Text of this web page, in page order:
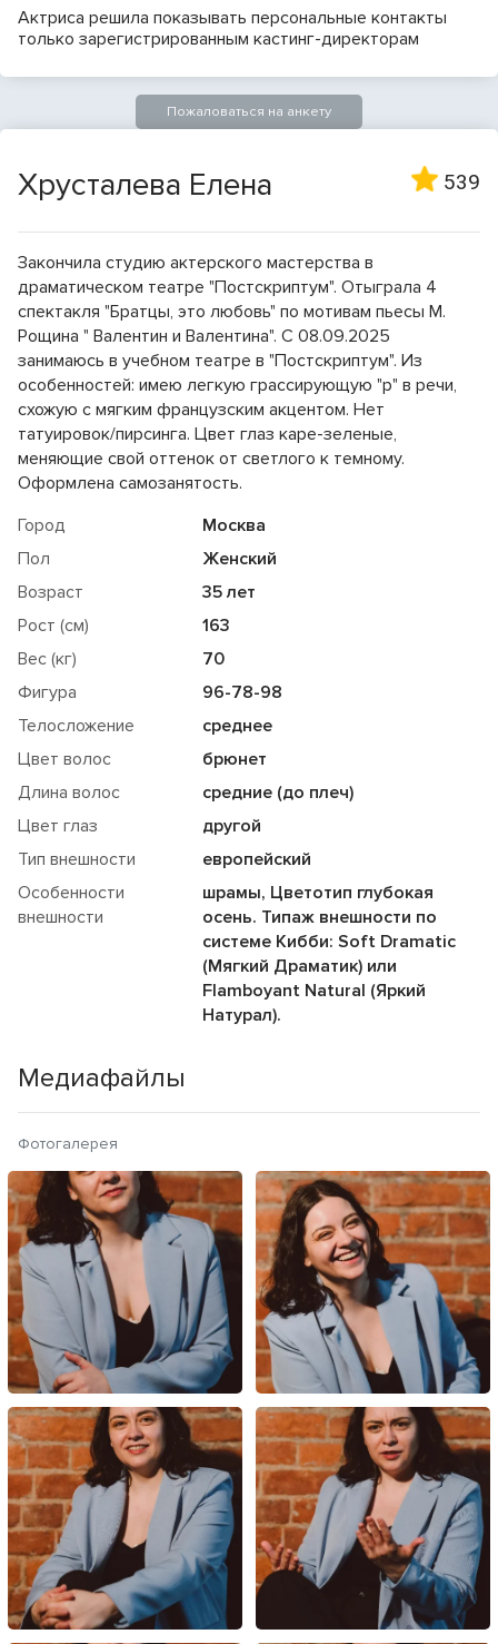
Актриса решила показывать персональные контакты
только зарегистрированным кастинг-директорам
Пожаловаться на анкету
Хрусталева Елена 539
Закончила студию актерского мастерства в
драматическом театре "Постскриптум". Отыграла 4
спектакля "Братцы, это любовь" по мотивам пьесы М.
Рощина " Валентин и Валентина". С 08.09.2025
занимаюсь в учебном театре в "Постскриптум". Из
особенностей: имею легкую грассирующую "р" в речи,
схожую с мягким французским акцентом. Нет
татуировок/пирсинга. Цвет глаз каре-зеленые,
меняющие свой оттенок от светлого к темному.
Оформлена самозанятость.
Город
Москва
Пол
Женский
Возраст
35 лет
Рост (см)
163
Вес (кг)
70
Фигура
96-78-98
Телосложение
среднее
Цвет волос
брюнет
Длина волос
средние (до плеч)
Цвет глаз
другой
Тип внешности
европейский
Особенности
внешности
шрамы, Цветотип глубокая
осень. Типаж внешности по
системе Кибби: Soft Dramatic
(Мягкий Драматик) или
Flamboyant Natural (Яркий
Натурал).
Медиафайлы
Фотогалерея